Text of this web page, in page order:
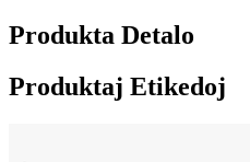
Produkta Detalo
Produktaj Etikedoj